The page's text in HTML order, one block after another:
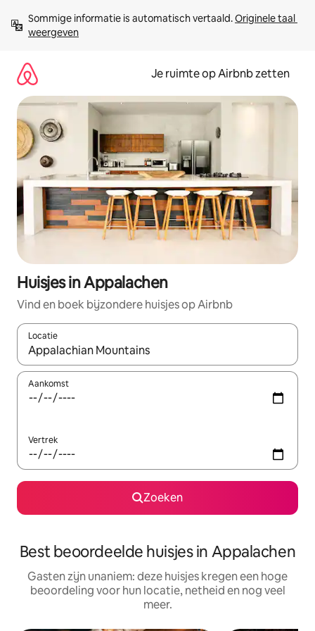
direct
naar
Sommige informatie is automatisch vertaald. Originele taal
weergeven
Je ruimte op Airbnb zetten
Huisjes in Appalachen
Vind en boek bijzondere huisjes op Airbnb
Locatie
Wanneer er suggesties beschikbaar zijn, maak je een keuze
Aankomst
Vertrek
Zoeken
Best beoordeelde huisjes in Appalachen
Gasten zijn unaniem: deze huisjes kregen een hoge
beoordeling voor hun locatie, netheid en nog veel
meer.